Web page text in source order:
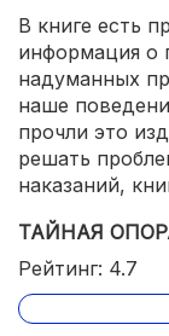
В книге есть
информация о
надуманных
наше
прочли это
решать
наказаний,
ТАЙНАЯ
Рейтинг: 4.7